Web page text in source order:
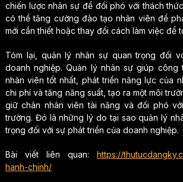
chiến lược nhân sự để đối phó với thách
có thể tăng cường đào tạo nhân viên để
mới cần thiết hoặc thay đổi cách làm việc để
Tóm lại, quản lý nhân sự quan trọng đối
doanh nghiệp. Quản lý nhân sự giúp
nhân viên tốt nhất, phát triển năng lực của
chi phí và tăng năng suất, tạo ra một môi
giữ chân nhân viên tài năng và đối phó
trường. Đó là những lý do tại sao quản lý
trọng đối với sự phát triển của doanh nghiệp.
Bài viết liên quan:
https://
hanh-chinh/